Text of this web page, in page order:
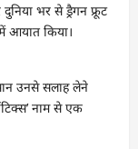
भर से ड्रैगन फ्रूट
आयात किया।
उनसे सलाह लेने
नाम से एक